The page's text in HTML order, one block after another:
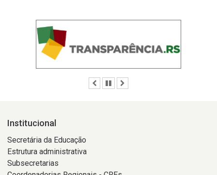
AnteriorPausar
Institucional
Secretária da Educação
Estrutura administrativa
Subsecretarias